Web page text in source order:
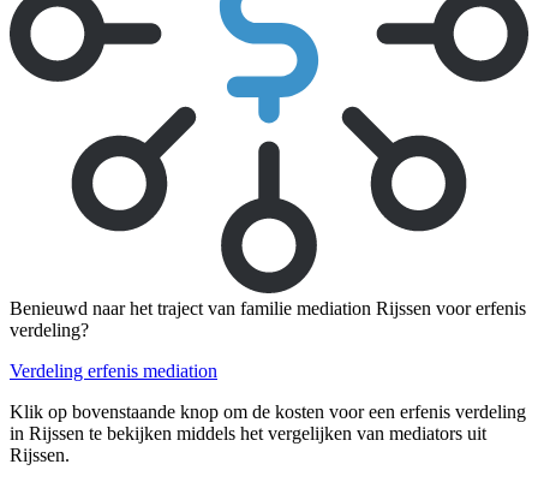
Benieuwd naar het traject van familie mediation Rijssen voor erfenis
verdeling?
Verdeling erfenis mediation
Klik op bovenstaande knop om de kosten voor een erfenis verdeling
in Rijssen te bekijken middels het vergelijken van mediators uit
Rijssen.